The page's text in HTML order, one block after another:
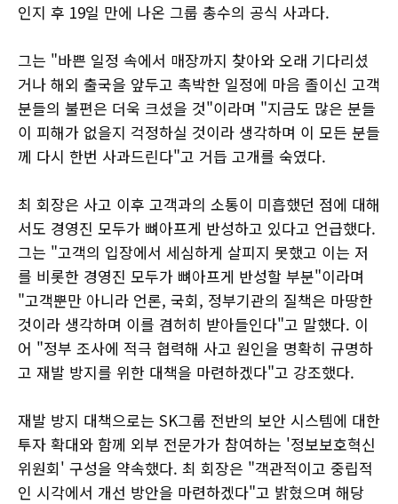
인지 후 19일 만에 나온 그룹 총수의 공식 사과다.
그는 "바쁜 일정 속에서 매장까지 찾아와 오래 기다리셨
거나 해외 출국을 앞두고 촉박한 일정에 마음 졸이신 고객
분들의 불편은 더욱 크셨을 것"이라며 "지금도 많은 분들
이 피해가 없을지 걱정하실 것이라 생각하며 이 모든 분들
께 다시 한번 사과드린다"고 거듭 고개를 숙였다.
최 회장은 사고 이후 고객과의 소통이 미흡했던 점에 대해
서도 경영진 모두가 뼈아프게 반성하고 있다고 언급했다.
그는 "고객의 입장에서 세심하게 살피지 못했고 이는 저
를 비롯한 경영진 모두가 뼈아프게 반성할 부분"이라며
"고객뿐만 아니라 언론, 국회, 정부기관의 질책은 마땅한
것이라 생각하며 이를 겸허히 받아들인다"고 말했다. 이
어 "정부 조사에 적극 협력해 사고 원인을 명확히 규명하
고 재발 방지를 위한 대책을 마련하겠다"고 강조했다.
재발 방지 대책으로는 SK그룹 전반의 보안 시스템에 대한
투자 확대와 함께 외부 전문가가 참여하는 '정보보호혁신
위원회' 구성을 약속했다. 최 회장은 "객관적이고 중립적
인 시각에서 개선 방안을 마련하겠다"고 밝혔으며 해당